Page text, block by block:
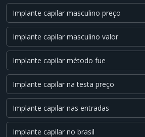
Implante capilar masculino preço
Implante capilar masculino valor
Implante capilar método fue
Implante capilar na testa preço
Implante capilar nas entradas
Implante capilar no brasil